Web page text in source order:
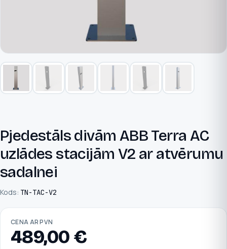
Pjedestāls divām ABB Terra AC
uzlādes stacijām V2 ar atvērumu
sadalnei
Kods: TN-TAC-V2
CENA AR PVN
489,00 €